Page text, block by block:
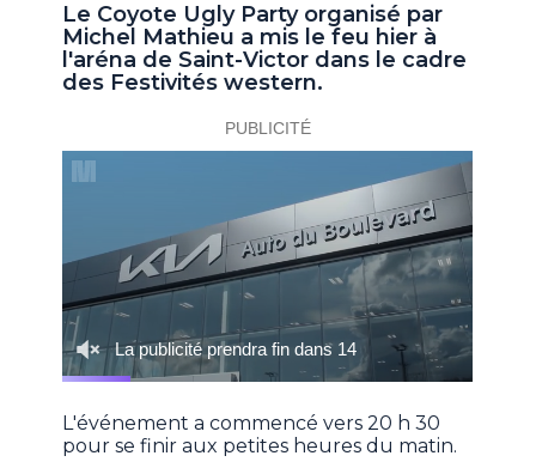
Le Coyote Ugly Party organisé par
Michel Mathieu a mis le feu hier à
l'aréna de Saint-Victor dans le cadre
des Festivités western.
L'événement a commencé vers 20 h 30
pour se finir aux petites heures du matin.